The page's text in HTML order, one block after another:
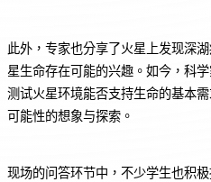
此外，专家也分享了火星上发现深
星生命存在可能的兴趣。如今，科
测试火星环境能否支持生命的基本
可能性的想象与探索。
现场的问答环节中，不少学生也积